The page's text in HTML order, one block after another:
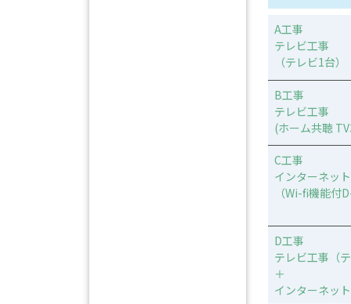
A工事
テレビ工事
（テレビ1台）
B工事
テレビ工事
(ホーム共聴
C工事
インターネッ
（Wi-fi機能付
D工事
テレビ工事（
＋
インターネッ